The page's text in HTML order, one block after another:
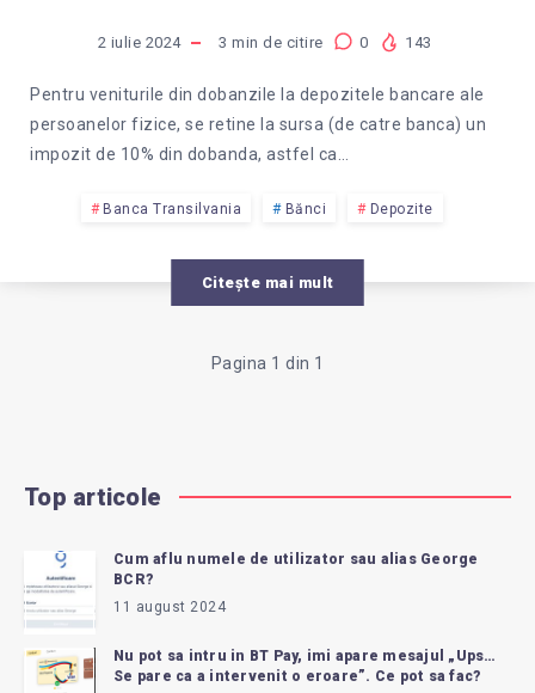
2 iulie 2024 3 min de citire 0 143
Pentru veniturile din dobanzile la depozitele bancare ale
persoanelor fizice, se retine la sursa (de catre banca) un
impozit de 10% din dobanda, astfel ca…
Banca Transilvania Bănci Depozite
Citește mai mult
Pagina 1 din 1
Top articole
Cum aflu numele de utilizator sau alias George
BCR?
11 august 2024
Nu pot sa intru in BT Pay, imi apare mesajul „Ups…
Se pare ca a intervenit o eroare”. Ce pot sa fac?